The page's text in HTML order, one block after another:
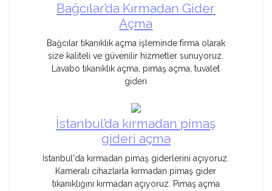
Bağcılar’da Kırmadan Gider
Açma
Bağcılar tıkanıklık açma işleminde firma olarak
size kaliteli ve güvenilir hizmetler sunuyoruz.
Lavabo tıkanıklık açma, pimaş açma, tuvalet
gideri
İstanbul’da kırmadan pimaş
gideri açma
İstanbul'da kırmadan pimaş giderlerini açıyoruz.
Kameralı cihazlarla kırmadan pimaş gider
tıkanıklığını kırmadan açıyoruz. Pimaş açma